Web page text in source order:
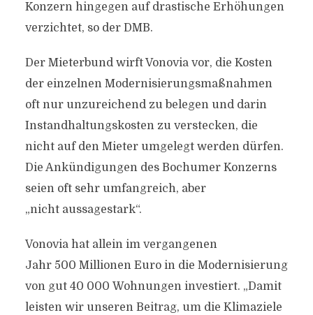
Konzern hingegen auf drastische Erhöhungen
verzichtet, so der DMB.
Der Mieterbund wirft Vonovia vor, die Kosten
der einzelnen Modernisierungsmaßnahmen
oft nur unzureichend zu belegen und darin
Instandhaltungskosten zu verstecken, die
nicht auf den Mieter umgelegt werden dürfen.
Die Ankündigungen des Bochumer Konzerns
seien oft sehr umfangreich, aber
„nicht aussagestark“.
Vonovia hat allein im vergangenen
Jahr 500 Millionen Euro in die Modernisierung
von gut 40 000 Wohnungen investiert. „Damit
leisten wir unseren Beitrag, um die Klimaziele